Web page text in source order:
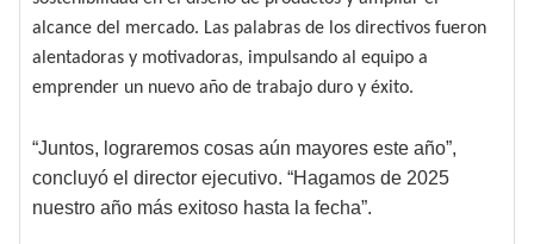
alcance del mercado. Las palabras de los directivos fueron
alentadoras y motivadoras, impulsando al equipo a
emprender un nuevo año de trabajo duro y éxito.
“Juntos, lograremos cosas aún mayores este año”,
concluyó el director ejecutivo. “Hagamos de 2025
nuestro año más exitoso hasta la fecha”.